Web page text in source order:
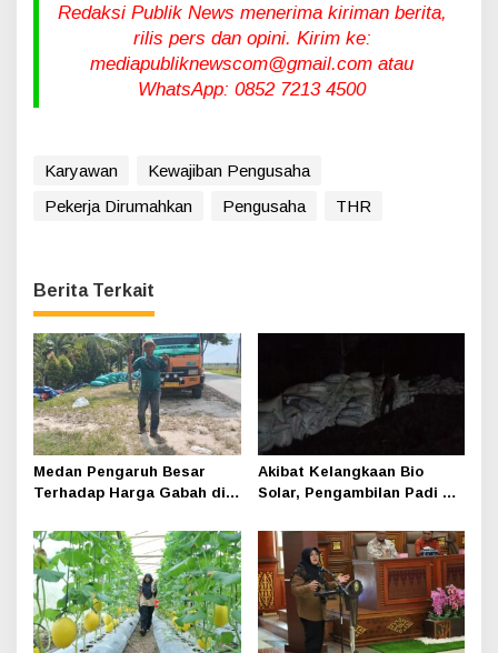
Redaksi Publik News menerima kiriman berita,
rilis pers dan opini. Kirim ke:
mediapubliknewscom@gmail.com atau
WhatsApp: 0852 7213 4500
Karyawan
Kewajiban Pengusaha
Pekerja Dirumahkan
Pengusaha THR
Berita Terkait
Medan Pengaruh Besar
Terhadap Harga Gabah di
Akibat Kelangkaan Bio
Solar, Pengambilan Padi di
Petani Mengeluh